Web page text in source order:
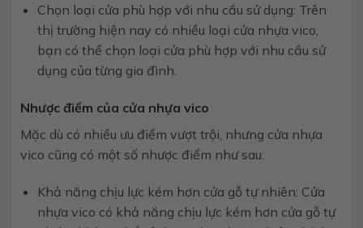
Chọn loại cửa phù hợp với nhu cầu sử dụng: Trên
thị trường hiện nay có nhiều loại cửa nhựa vico,
bạn có thể chọn loại cửa phù hợp với nhu cầu sử
dụng của từng gia đình.
Nhược điểm của cửa nhựa vico
Mặc dù có nhiều ưu điểm vượt trội, nhưng cửa nhựa
vico cũng có một số nhược điểm như sau:
Khả năng chịu lực kém hơn cửa gỗ tự nhiên: Cửa
nhựa vico có khả năng chịu lực kém hơn cửa gỗ tự